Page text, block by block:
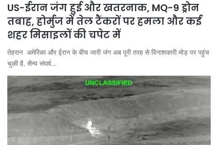
US-ईरान जंग हुई और खतरनाक, MQ-9 ड्रोन
तबाह, होर्मुज में तेल टैंकरों पर हमला और कई
शहर मिसाइलों की चपेट में
तेहरान अमेरिका और ईरान के बीच जारी जंग अब पूरी तरह से विनाशकारी मोड़ पर पहुंच
चुकी है. सैन्य संघर्ष…